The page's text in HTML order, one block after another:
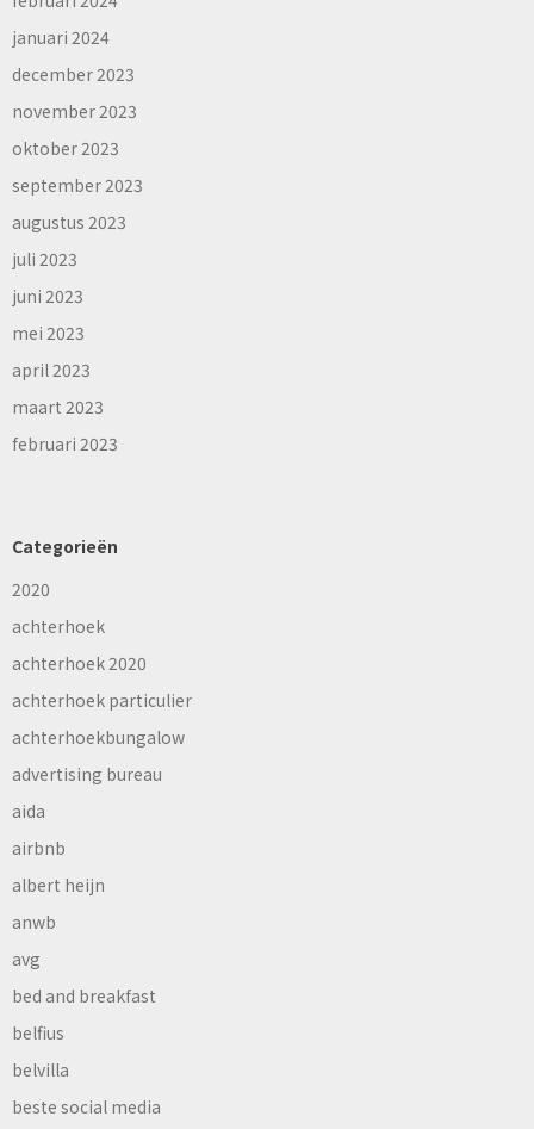
januari 2024
december 2023
november 2023
oktober 2023
september 2023
augustus 2023
juli 2023
juni 2023
mei 2023
april 2023
maart 2023
februari 2023
Categorieën
2020
achterhoek
achterhoek 2020
achterhoek particulier
achterhoekbungalow
advertising bureau
aida
airbnb
albert heijn
anwb
avg
bed and breakfast
belfius
belvilla
beste social media